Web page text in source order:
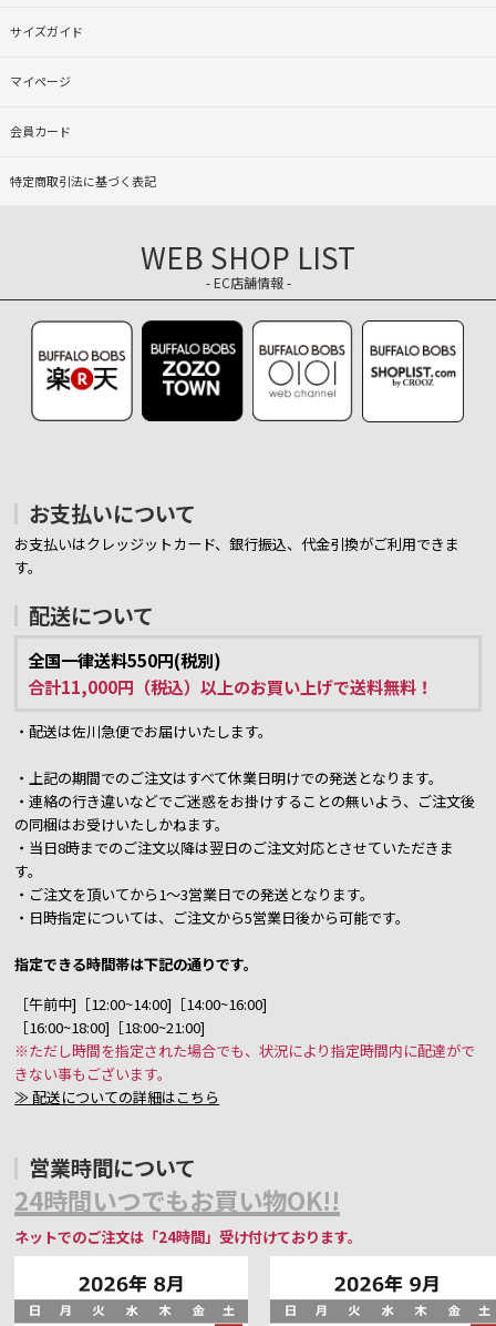
サイズガイド
マイページ
会員カード
特定商取引法に基づく表記
WEB SHOP LIST
- EC店舗情報 -
お支払いについて
お支払いはクレッジットカード、銀行振込、代金引換がご利用できま
す。
配送について
全国一律送料550円(税別)
合計11,000円（税込）以上のお買い上げで送料無料！
・配送は佐川急便でお届けいたします。
・上記の期間でのご注文はすべて休業日明けでの発送となります。
・連絡の行き違いなどでご迷惑をお掛けすることの無いよう、ご注文後
の同梱はお受けいたしかねます。
・当日8時までのご注文以降は翌日のご注文対応とさせていただきま
す。
・ご注文を頂いてから1～3営業日での発送となります。
・日時指定については、ご注文から5営業日後から可能です。
指定できる時間帯は下記の通りです。
［午前中]［12:00~14:00]［14:00~16:00]
［16:00~18:00]［18:00~21:00]
※ただし時間を指定された場合でも、状況により指定時間内に配達がで
きない事もございます。
≫ 配送についての詳細はこちら
営業時間について
24時間いつでもお買い物OK!!
ネットでのご注文は「24時間」受け付けております。